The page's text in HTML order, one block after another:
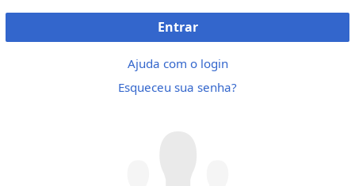
Entrar
Ajuda com o login
Esqueceu sua senha?